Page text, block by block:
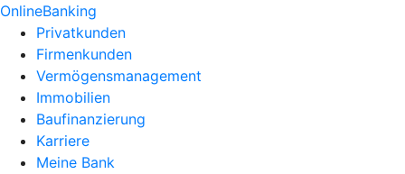
OnlineBanking
Privatkunden
Firmenkunden
Vermögensmanagement
Immobilien
Baufinanzierung
Karriere
Meine Bank